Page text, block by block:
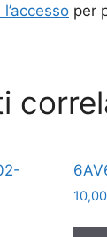
per
10,00